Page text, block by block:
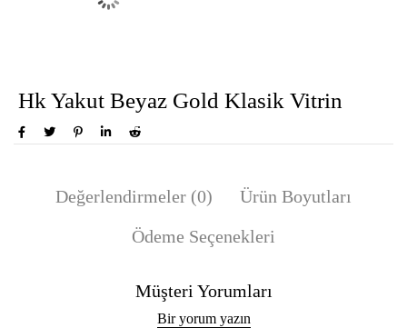
Hk Yakut Beyaz Gold Klasik Vitrin
Değerlendirmeler (0)
Ürün Boyutları
Ödeme Seçenekleri
Müşteri Yorumları
Bir yorum yazın